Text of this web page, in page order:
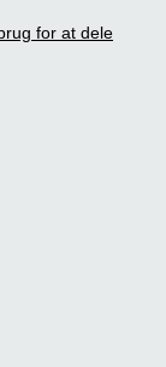
for at dele